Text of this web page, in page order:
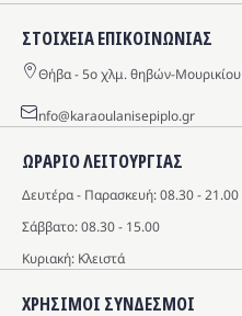
ΩΡΑΡΙΟ ΛΕΙΤΟΥΡΓΙΑΣ
Δευτέρα - Παρασκευή: 08.30 - 21.00
Σάββατο: 08.30 - 15.00
Κυριακή: Κλειστά
ΧΡΗΣΙΜΟΙ ΣΥΝΔΕΣΜΟΙ
ΣΤΟΙΧΕΙΑ ΕΠΙΚΟΙΝΩΝΙΑΣ
Θήβα - 5o χλμ. θηβών-Μουρικίου
info@karaoulanisepiplo.gr